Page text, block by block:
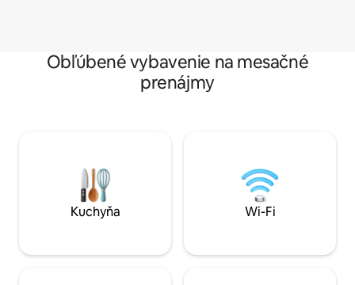
Obľúbené vybavenie na mesačné
prenájmy
Kuchyňa Wi-Fi